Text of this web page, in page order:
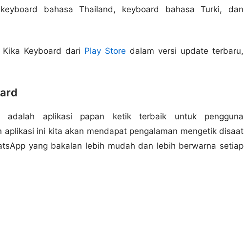
bahasa Thailand, keyboard bahasa Turki, dan
Keyboard dari Play Store dalam versi update terbaru,
adalah aplikasi papan ketik terbaik untuk pengguna
aplikasi ini kita akan mendapat pengalaman mengetik disaat
yang bakalan lebih mudah dan lebih berwarna setiap